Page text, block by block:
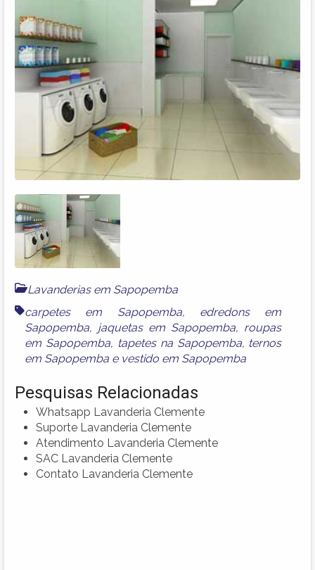
Lavanderias em Sapopemba
carpetes em Sapopemba, edredons em
Sapopemba, jaquetas em Sapopemba, roupas
em Sapopemba, tapetes na Sapopemba, ternos
em Sapopemba e vestido em Sapopemba
Pesquisas Relacionadas
Whatsapp Lavanderia Clemente
Suporte Lavanderia Clemente
Atendimento Lavanderia Clemente
SAC Lavanderia Clemente
Contato Lavanderia Clemente